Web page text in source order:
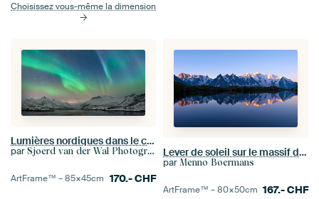
Choisissez vous-même la dimension
Lumières nordiques dans le ciel de nuit au-dessus des îles de Lofoten en Norvège
par Sjoerd van der Wal Photographie
ArtFrame™ –85×45cm 170.-CHF
Lever de soleil sur le massif du Mont Blanc
par Menno Boermans
ArtFrame™ –80×50cm 167.-CHF